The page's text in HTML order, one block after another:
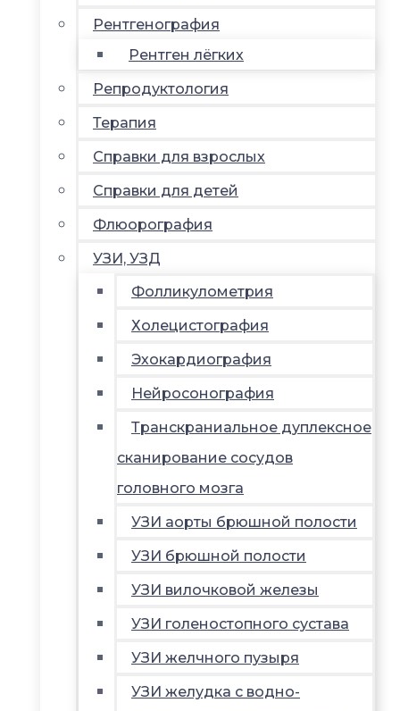
Рентгенография
Рентген лёгких
Репродуктология
Терапия
Справки для взрослых
Справки для детей
Флюорография
УЗИ, УЗД
Фолликулометрия
Холецистография
Эхокардиография
Нейросонография
Транскраниальное дуплексное
сканирование сосудов
головного мозга
УЗИ аорты брюшной полости
УЗИ брюшной полости
УЗИ вилочковой железы
УЗИ голеностопного сустава
УЗИ желчного пузыря
УЗИ желудка с водно-